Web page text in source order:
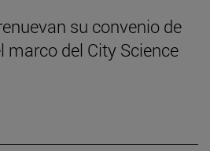
su convenio de
marco del City Science